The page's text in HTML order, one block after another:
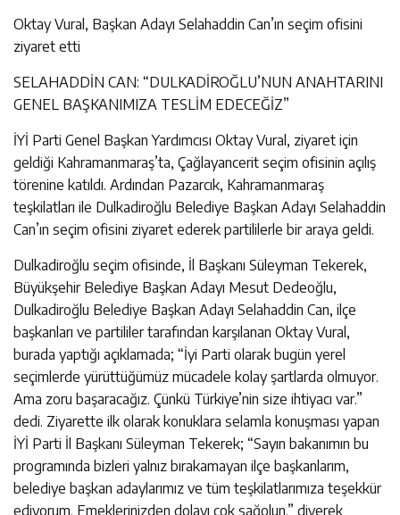
Oktay Vural, Başkan Adayı Selahaddin Can’ın seçim ofisini
ziyaret etti
SELAHADDİN CAN: “DULKADİROĞLU’NUN ANAHTARINI
GENEL BAŞKANIMIZA TESLİM EDECEĞİZ”
İYİ Parti Genel Başkan Yardımcısı Oktay Vural, ziyaret için
geldiği Kahramanmaraş’ta, Çağlayancerit seçim ofisinin açılış
törenine katıldı. Ardından Pazarcık, Kahramanmaraş
teşkilatları ile Dulkadiroğlu Belediye Başkan Adayı Selahaddin
Can’ın seçim ofisini ziyaret ederek partililerle bir araya geldi.
Dulkadiroğlu seçim ofisinde, İl Başkanı Süleyman Tekerek,
Büyükşehir Belediye Başkan Adayı Mesut Dedeoğlu,
Dulkadiroğlu Belediye Başkan Adayı Selahaddin Can, ilçe
başkanları ve partililer tarafından karşılanan Oktay Vural,
burada yaptığı açıklamada; “İyi Parti olarak bugün yerel
seçimlerde yürüttüğümüz mücadele kolay şartlarda olmuyor.
Ama zoru başaracağız. Çünkü Türkiye’nin size ihtiyacı var.”
dedi. Ziyarette ilk olarak konuklara selamla konuşması yapan
İYİ Parti İl Başkanı Süleyman Tekerek; “Sayın bakanımın bu
programında bizleri yalnız bırakamayan ilçe başkanlarım,
belediye başkan adaylarımız ve tüm teşkilatlarımıza teşekkür
ediyorum. Emeklerinizden dolayı çok sağolun.” diyerek